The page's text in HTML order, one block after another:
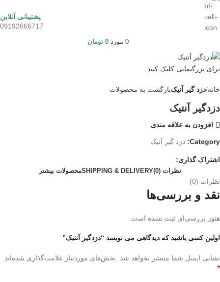
پشتیبانی آنلاین
09192666717
0 مورد 0 تومان
برای بزرگنمایی کلیک کنید
خانه دزد گیر آنیکبازگشت به محصولات
دزدگیر آنتیک
افزودن به علاقه مندی
Category: دزد گیر آنیک
اشتراک گذاری:
نظرات (0) SHIPPING & DELIVERYمحصولات بیشتر
نظرات (0)
نقد و بررسی‌ها
هنوز بررسی‌ای ثبت نشده است.
اولین کسی باشید که دیدگاهی می نویسد “دزدگیر آنتیک”
نشانی ایمیل شما منتشر نخواهد شد. بخش‌های موردنیاز علامت‌گذاری شده‌اند
*